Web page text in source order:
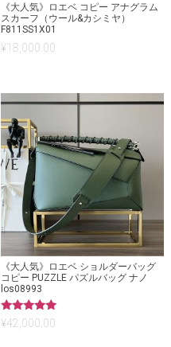
《大人気》ロエベ コピー アナグラム
スカーフ（ウール&カシミヤ）
F811SS1X01
¥18,000.00
《大人気》ロエベ ショルダーバッグ
コピー PUZZLE パズルバッグ ナノ
los08993
5段階中
5.00
¥42,000.00